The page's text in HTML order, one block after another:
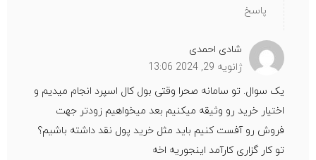
پاسخ
شادی احمدی
ژانویه 29, 2024 13:06
یک سوال. تو سامانه صحرا وقتی بول کال اسپرد انجام میدیم و
اختیار خرید رو وثیقه میکنیم بعد میخواهیم زودتر جهت
فروش رو آفست کنیم باید مثل خرید پول نقد داشته باشیم؟
تو کار گزاری کارآمد اینجوریه اخه